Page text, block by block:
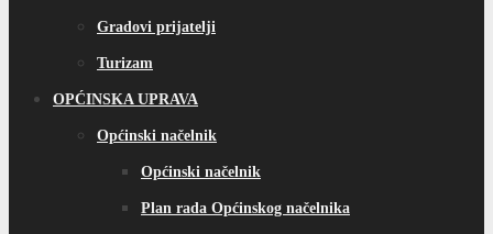
Gradovi prijatelji
Turizam
OPĆINSKA UPRAVA
Općinski načelnik
Općinski načelnik
Plan rada Općinskog načelnika